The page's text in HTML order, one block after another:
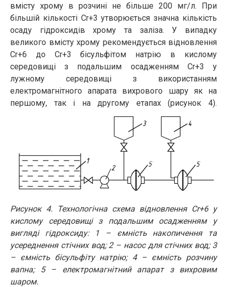
вмісту хрому в розчині не більше 200 мг/л. При
більшій кількості Сr+3 утворюється значна кількість
осаду гідроксидів хрому та заліза. У випадку
великого вмісту хрому рекомендується відновлення
Сr+6 до Сr+3 бісульфітом натрію в кислому
середовищі з подальшим осадженням Сr+3 у
лужному середовищі з використанням
електромагнітного апарата вихрового шару як на
першому, так і на другому етапах (рисунок 4).
Рисунок 4. Технологічна схема відновлення Сr+6 у
кислому середовищі з подальшим осадженням у
вигляді гідроксиду: 1 – ємність накопичення та
усереднення стічних вод; 2 – насос для стічних вод; 3
– ємність бісульфіту натрію; 4 – ємність розчину
вапна; 5 – електромагнітний апарат з вихровим
шаром.